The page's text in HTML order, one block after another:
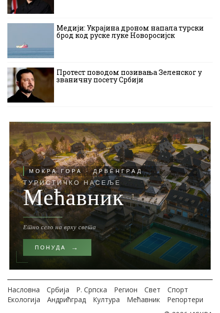
Медији: Украјина дроном напала турски
брод код руске луке Новоросијск
Протест поводом позивања Зеленског у
званичну посету Србији
Насловна Србија Р. Српска Регион Свет
Спорт
Екологија
Андрићград Култура Мећавник
Репортери